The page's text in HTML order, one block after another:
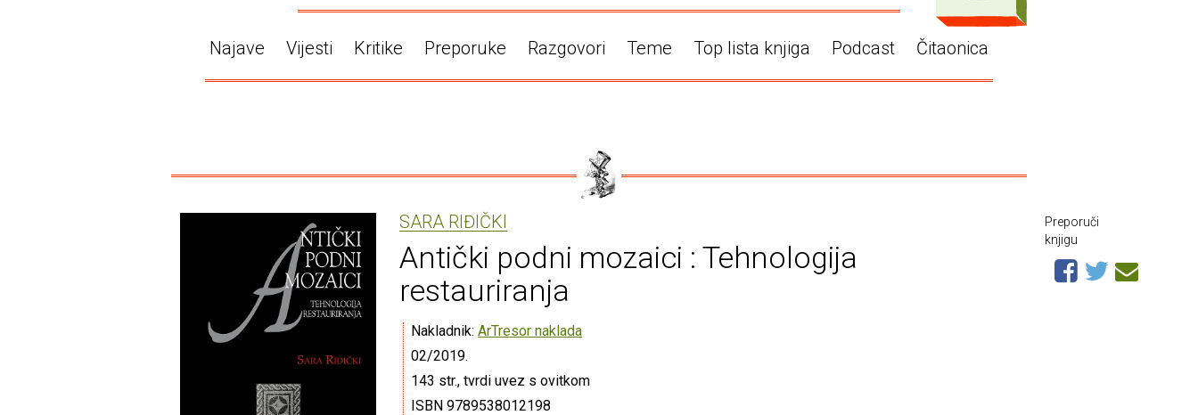
Najave Vijesti Kritike Preporuke Razgovori Teme Top lista knjiga Podcast Čitaonica
SARA RIĐIČKI
Antički podni mozaici : Tehnologija
restauriranja
Nakladnik: ArTresor naklada
02/2019.
143 str., tvrdi uvez s ovitkom
ISBN 9789538012198
Preporuči
knjigu